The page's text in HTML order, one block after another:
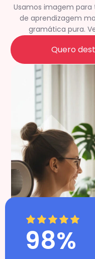
Usamos imagem
de aprendizagem
gramática pura.
Quero
98%